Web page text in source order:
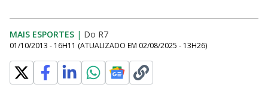
MAIS ESPORTES | Do R7
01/10/2013 - 16H11 (ATUALIZADO EM 02/08/2025 - 13H26)